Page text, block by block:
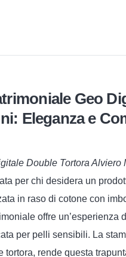
Geo
Eleganza e
Double Tortora Alviero
per chi desidera un
in raso di cotone con
offre un’esperienza
per pelli sensibili. La
tortora, rende questa